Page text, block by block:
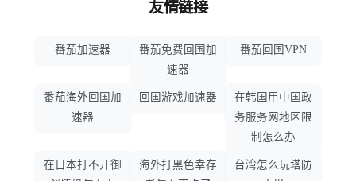
友情链接
番茄加速器
番茄免费回国加
速器
番茄回国VPN
番茄海外回国加
速器
回国游戏加速器
在韩国用中国政
务服务网地区限
制怎么办
在日本打不开御
海外打黑色幸存
台湾怎么玩塔防